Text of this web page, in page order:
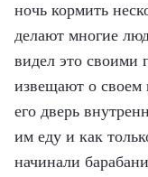
ночь кормить
делают многие
видел это своими
извещают о своем
его дверь
им еду и как
начинали